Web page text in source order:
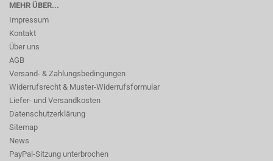
MEHR ÜBER...
Impressum
Kontakt
Über uns
AGB
Versand- & Zahlungsbedingungen
Widerrufsrecht & Muster-Widerrufsformular
Liefer- und Versandkosten
Datenschutzerklärung
Sitemap
News
PayPal-Sitzung unterbrochen